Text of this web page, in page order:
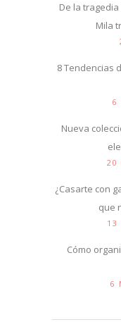
De la tragedia
Mila
8 Tendencias
6
Nueva
20
¿Casarte con
que
13
Cómo
6